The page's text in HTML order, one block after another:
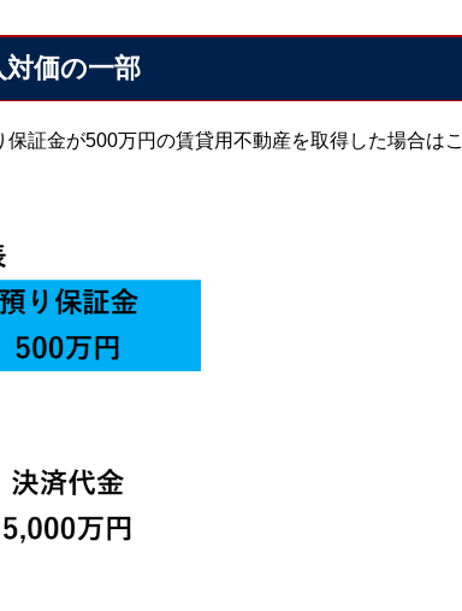
価の一部
証金が500万円の賃貸用不動産を取得した場合はこ